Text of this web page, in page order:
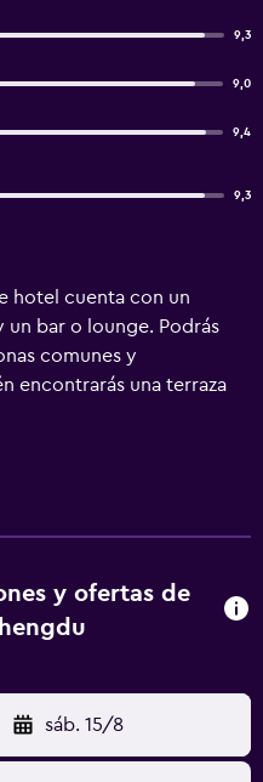
9,3
9,0
9,4
9,3
hotel cuenta con un
un bar o lounge. Podrás
comunes y
encontrarás una terraza
y una cafetería.
con aire
televisión LCD con
equipados con ducha y
navegar por la web
gratis (por cable y
de negocios incluyen
y ofertas de
sáb. 15/8